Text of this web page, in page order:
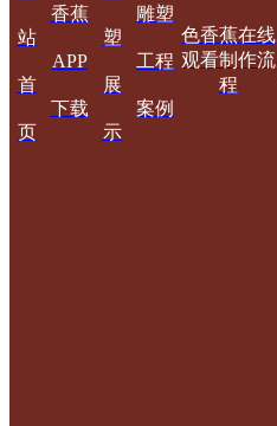
站
首
页
香蕉
APP
下载
塑
展
示
雕塑
工程
案例
色香蕉在线
观看制作流
程